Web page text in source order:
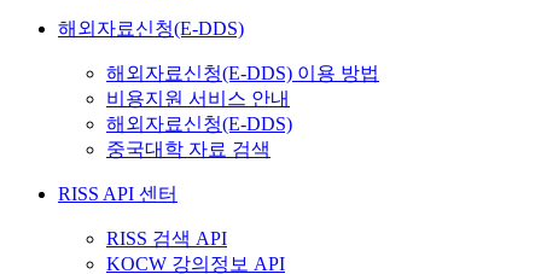
해외자료신청(E-DDS)
해외자료신청(E-DDS) 이용 방법
비용지원 서비스 안내
해외자료신청(E-DDS)
중국대학 자료 검색
RISS API 센터
RISS 검색 API
KOCW 강의정보 API